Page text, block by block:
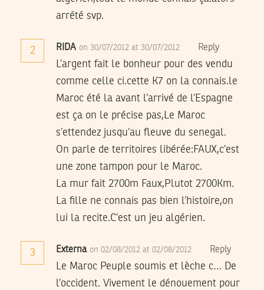
arrété svp.
2 RIDA on 30/07/2012 at 30/07/2012 Reply
L’argent fait le bonheur pour des vendu
comme celle ci.cette K7 on la connais.le
Maroc été la avant l’arrivé de l’Espagne
est ça on le précise pas,Le Maroc
s’ettendez jusqu’au fleuve du senegal.
On parle de territoires libérée:FAUX,c’est
une zone tampon pour le Maroc.
La mur fait 2700m Faux,Plutot 2700Km.
La fille ne connais pas bien l’histoire,on
lui la recite.C’est un jeu algérien.
3 Externa on 02/08/2012 at 02/08/2012 Reply
Le Maroc Peuple soumis et lèche c… De
l’occident. Vivement le dénouement pour